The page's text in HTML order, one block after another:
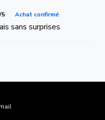
5 Achat confirmé
sans surprises